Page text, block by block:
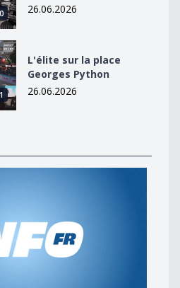
26.06.2026
Georges Python
L'élite sur la place
Georges Python
26.06.2026